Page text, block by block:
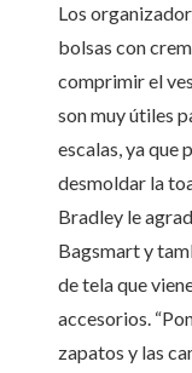
Los
bolsas con
comprimir el
son muy útiles
escalas, ya que
desmoldar la
Bradley le
Bagsmart y
de tela que
accesorios.
zapatos y las